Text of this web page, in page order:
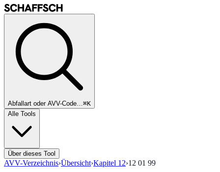
Abfallart oder AVV-Code…⌘K
Alle Tools
Über dieses Tool
AVV-Verzeichnis›Übersicht›Kapitel 12›12 01 99